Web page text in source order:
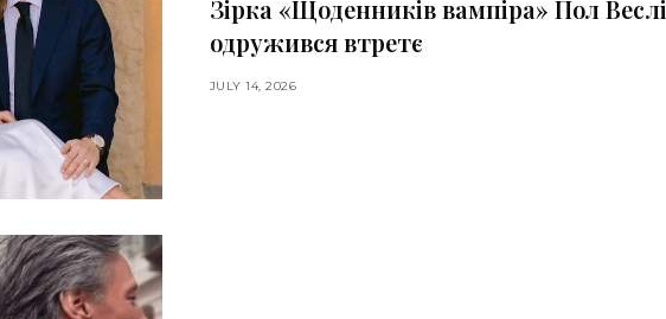
Зірка «Щоденників вампіра» Пол Веслі
одружився втретє
JULY 14, 2026